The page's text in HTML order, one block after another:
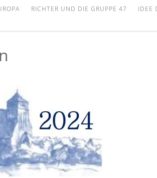
RICHTER UND DIE GRUPPE 47 IDEE